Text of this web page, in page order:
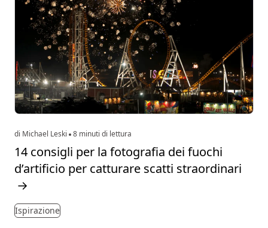
di Michael Leski 8 minuti di lettura
14 consigli per la fotografia dei fuochi
d’artificio per catturare scatti straordinari
→
Ispirazione